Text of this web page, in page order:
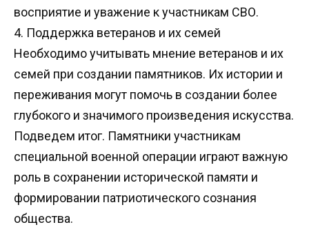
восприятие и уважение к участникам СВО.
4. Поддержка ветеранов и их семей
Необходимо учитывать мнение ветеранов и их
семей при создании памятников. Их истории и
переживания могут помочь в создании более
глубокого и значимого произведения искусства.
Подведем итог. Памятники участникам
специальной военной операции играют важную
роль в сохранении исторической памяти и
формировании патриотического сознания
общества.